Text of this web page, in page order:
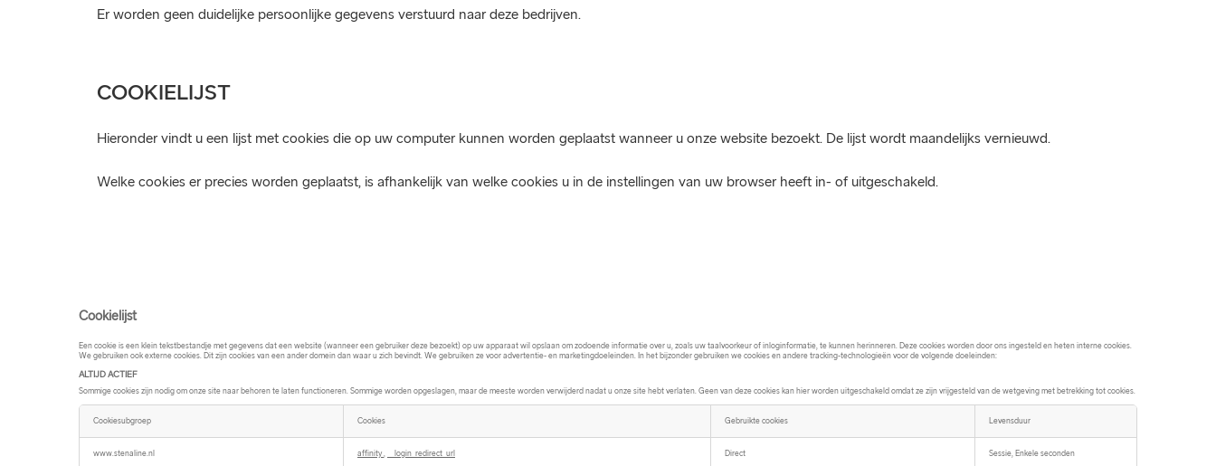
Er worden geen duidelijke persoonlijke gegevens verstuurd naar deze bedrijven.
COOKIELIJST
Hieronder vindt u een lijst met cookies die op uw computer kunnen worden geplaatst wanneer u onze website bezoekt. De lijst wordt maandelijks vernieuwd.
Welke cookies er precies worden geplaatst, is afhankelijk van welke cookies u in de instellingen van uw browser heeft in- of uitgeschakeld.
Cookielijst
Een cookie is een klein tekstbestandje met gegevens dat een website (wanneer een gebruiker deze bezoekt) op uw apparaat wil opslaan om zodoende informatie over u, zoals uw taalvoorkeur of inloginformatie, te kunnen herinneren. Deze cookies worden door ons ingesteld en heten interne cookies.
We gebruiken ook externe cookies. Dit zijn cookies van een ander domein dan waar u zich bevindt. We gebruiken ze voor advertentie- en marketingdoeleinden. In het bijzonder gebruiken we cookies en andere tracking-technologieën voor de volgende doeleinden:
ALTIJD ACTIEF
Sommige cookies zijn nodig om onze site naar behoren te laten functioneren. Sommige worden opgeslagen, maar de meeste worden verwijderd nadat u onze site hebt verlaten. Geen van deze cookies kan hier worden uitgeschakeld omdat ze zijn vrijgesteld van de wetgeving met betrekking tot cookies.
ACTIEF
Cookiesubgroep Cookies Gebruikte cookies Levensduur
www.stenaline.nl affinity, __login_redirect_url Direct Sessie, Enkele seconden